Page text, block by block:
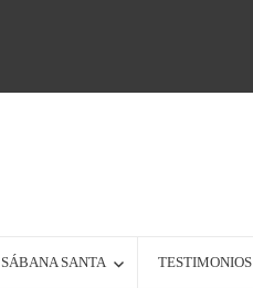
SÁBANA SANTA TESTIMONIOS